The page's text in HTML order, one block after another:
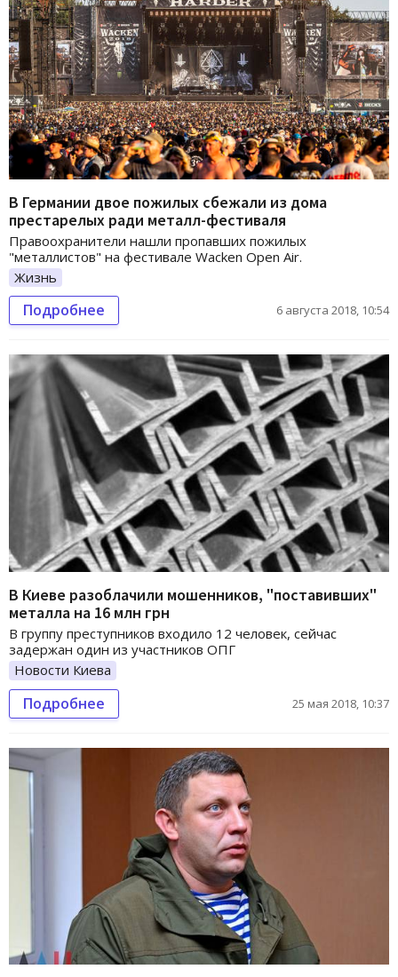
В Германии двое пожилых сбежали из дома
престарелых ради металл-фестиваля
Правоохранители нашли пропавших пожилых
"металлистов" на фестивале Wacken Open Air.
Жизнь
Подробнее 6 августа 2018, 10:54
В Киеве разоблачили мошенников, "поставивших"
металла на 16 млн грн
В группу преступников входило 12 человек, сейчас
задержан один из участников ОПГ
Новости Киева
Подробнее 25 мая 2018, 10:37